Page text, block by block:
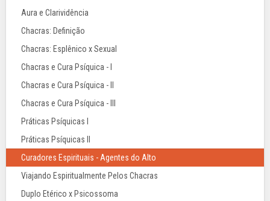
Aura e Clarividência
Chacras: Definição
Chacras: Esplênico x Sexual
Chacras e Cura Psíquica - I
Chacras e Cura Psíquica - II
Chacras e Cura Psíquica - III
Práticas Psíquicas I
Práticas Psíquicas II
Curadores Espirituais - Agentes do Alto
Viajando Espiritualmente Pelos Chacras
Duplo Etérico x Psicossoma